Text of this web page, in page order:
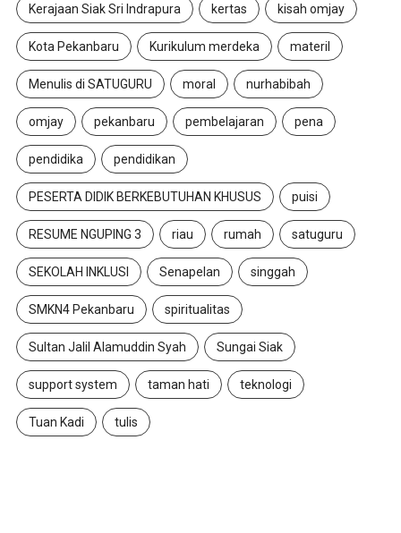
Kerajaan Siak Sri Indrapura kertas kisah omjay
Kota Pekanbaru Kurikulum merdeka materil
Menulis di SATUGURU moral nurhabibah
omjay pekanbaru pembelajaran pena
pendidika pendidikan
PESERTA DIDIK BERKEBUTUHAN KHUSUS puisi
RESUME NGUPING 3 riau rumah satuguru
SEKOLAH INKLUSI Senapelan singgah
SMKN4 Pekanbaru spiritualitas
Sultan Jalil Alamuddin Syah Sungai Siak
support system taman hati teknologi
Tuan Kadi tulis